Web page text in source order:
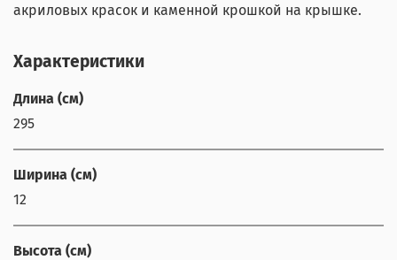
акриловых красок и каменной крошкой на крышке.
Характеристики
Длина (см)
295
Ширина (см)
12
Высота (см)